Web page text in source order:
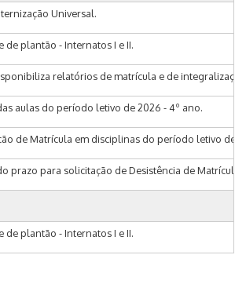
Universal.
de plantão - Internatos I e II.
relatórios de matrícula e de
aulas do período letivo de 2026 - 4º ano.
de Matrícula em disciplinas do período letivo de
prazo para solicitação de Desistência de
de plantão - Internatos I e II.